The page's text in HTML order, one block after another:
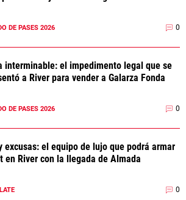
DE PASES 2026 0
interminable: el impedimento legal que se
a River para vender a Galarza Fonda
DE PASES 2026 0
excusas: el equipo de lujo que podrá armar
en River con la llegada de Almada
0